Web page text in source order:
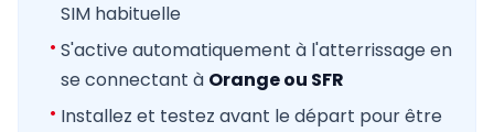
SIM habituelle
S'active automatiquement à l'atterrissage en
se connectant à Orange ou SFR
Installez et testez avant le départ pour être